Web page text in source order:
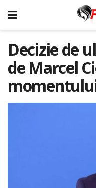
Decizie de
de Marcel